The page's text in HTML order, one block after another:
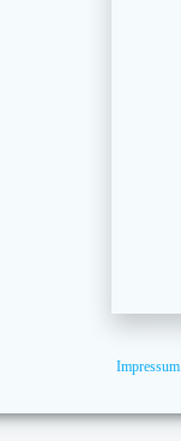
Impressum